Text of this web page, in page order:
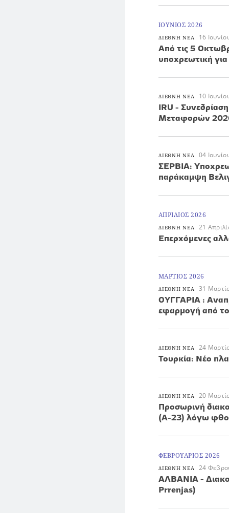
ΙΟΥΝΙΟΣ 2026
ΔΙΕΘΝΗ ΝΕΑ 16
Από τις 5
υποχρεωτική
ΔΙΕΘΝΗ ΝΕΑ 10
IRU -
Μεταφορών
ΔΙΕΘΝΗ ΝΕΑ 04
ΣΕΡΒΙΑ:
παράκαμψη
ΑΠΡΙΛΙΟΣ 2026
ΔΙΕΘΝΗ ΝΕΑ 21
Επερχόμενες
ΜΑΡΤΙΟΣ 2026
ΔΙΕΘΝΗ ΝΕΑ 31
ΟΥΓΓΑΡΙΑ :
εφαρμογή από
ΔΙΕΘΝΗ ΝΕΑ 24
Τουρκία: Νέο
ΔΙΕΘΝΗ ΝΕΑ 20
Προσωρινή
(Α-23) λόγω
ΦΕΒΡΟΥΑΡΙΟΣ 2026
ΔΙΕΘΝΗ ΝΕΑ 24
ΑΛΒΑΝΙΑ -
Prrenjas)